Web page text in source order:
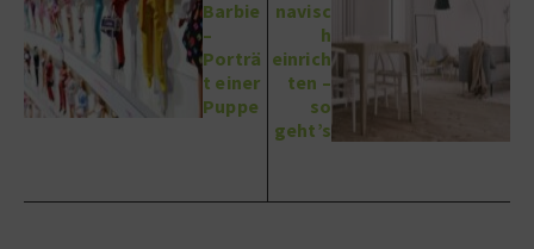
Barbie
–
Porträ
t einer
Puppe
navisc
h
einrich
ten –
so
geht’s